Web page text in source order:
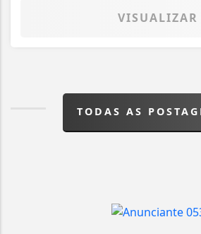
VISUALIZAR
TODAS AS